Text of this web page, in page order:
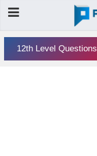
12th Level Questions